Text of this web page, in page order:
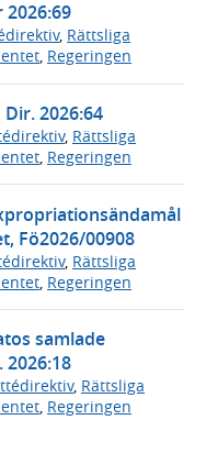
, Rättsliga
, Regeringen
2026:64
, Rättsliga
, Regeringen
Fö2026/00908
, Rättsliga
Regeringen
samlade
, Rättsliga
, Regeringen